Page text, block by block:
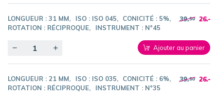
LONGUEUR : 31 MM ISO : ISO 045 CONICITÉ : 5%
ROTATION : RÉCIPROQUE INSTRUMENT : N°45
39.50 26.-
Quantity Ajouter au panier
LONGUEUR : 21 MM ISO : ISO 035 CONICITÉ : 6%
ROTATION : RÉCIPROQUE INSTRUMENT : N°35
39.50 26.-